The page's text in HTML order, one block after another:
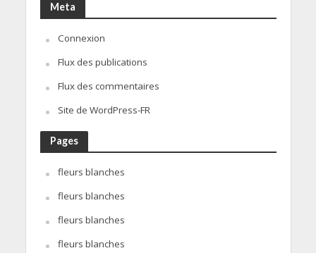
Meta
Connexion
Flux des publications
Flux des commentaires
Site de WordPress-FR
Pages
fleurs blanches
fleurs blanches
fleurs blanches
fleurs blanches